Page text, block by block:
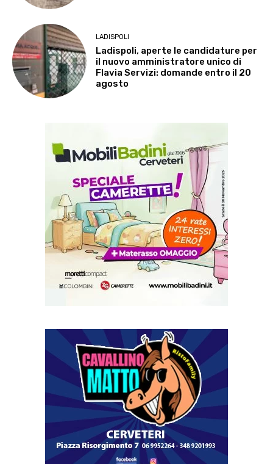
LADISPOLI
Ladispoli, aperte le candidature per
il nuovo amministratore unico di
Flavia Servizi: domande entro il 20
agosto